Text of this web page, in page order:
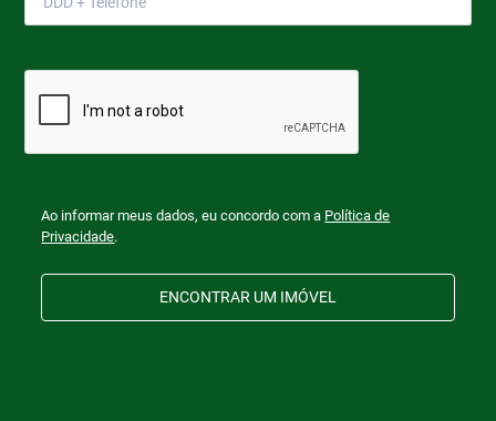
Ao informar meus dados, eu concordo com a Política de
Privacidade.
ENCONTRAR UM IMÓVEL